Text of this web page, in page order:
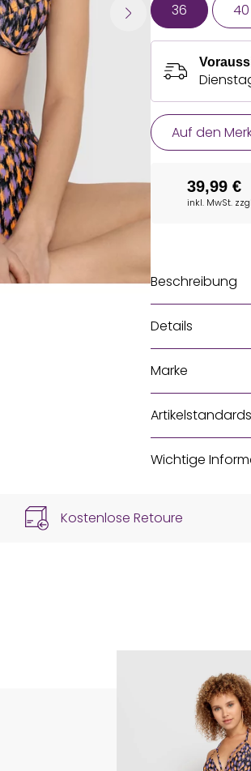
36 40
Auf den
39,99 €
inkl. MwSt.
Beschreibung
Details
Marke
Artikelstandards
Wichtige
Kostenlose Retoure